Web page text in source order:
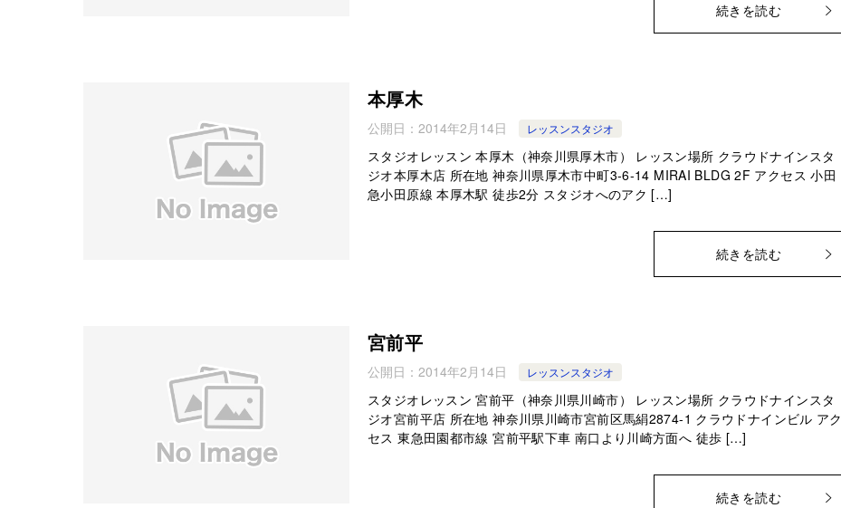
続きを読む
本厚木
公開日： 2014年2月14日 レッスンスタジオ
スタジオレッスン 本厚木（神奈川県厚木市） レッスン場所 クラウドナインスタ
ジオ本厚木店 所在地 神奈川県厚木市中町3-6-14 MIRAI BLDG 2F アクセス 小田
急小田原線 本厚木駅 徒歩2分 スタジオへのアク […]
続きを読む
宮前平
公開日： 2014年2月14日 レッスンスタジオ
スタジオレッスン 宮前平（神奈川県川崎市） レッスン場所 クラウドナインスタ
ジオ宮前平店 所在地 神奈川県川崎市宮前区馬絹2874-1 クラウドナインビル アク
セス 東急田園都市線 宮前平駅下車 南口より川崎方面へ 徒歩 […]
続きを読む